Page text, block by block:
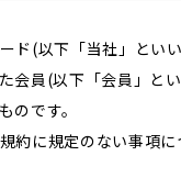
ド(以下「当社」とい
会員(以下「会員」と
のです。
約に規定のない事項に